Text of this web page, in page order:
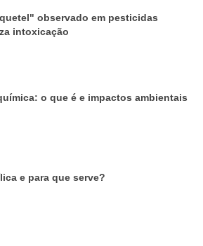
observado em pesticidas
intoxicação
o que é e impactos ambientais
e para que serve?